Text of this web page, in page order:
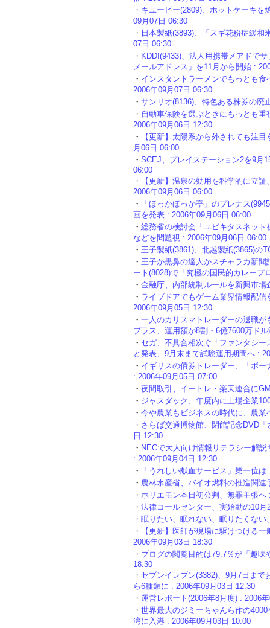
・ キユーピー(2809)、ホットケーキを
09月07日 06:30
・ 日本製紙(3893)、「スギ花粉症緩
07日 06:30
・ KDDI(9433)、法人用携帯メアドで
メールアドレス」を11月から開始 :
・ インスタントラーメンでもっとも
2006年09月07日 06:30
・ サンリオ(8136)、特色ある株券の廃
・ 自動車保険を選ぶときにもっとも
2006年09月06日 12:30
・
【更新】太陽系から外されても注
月06日 06:00
・ SCEJ、プレイステーション2を9月
06:00
・
【更新】温泉の効用を科学的に立
2006年09月06日 06:00
・
「ほっかほっか亭」のプレナス
画を発表 : 2006年09月06日 06:00
・ 総務省の検討会「ユビキタスネッ
などを問題視 : 2006年09月06日 06:00
・ 王子製紙(3861)、北越製紙(3865)の
・ 王子か黒鼻の達人かスチャラカ新
ート(8028)で「究極の国民的カレープ
・ 金融庁、内部統制ルールを新興市
・ ライブドアでもゲーム業界情報配
2006年09月05日 12:30
・ 一人のカリスマトレーダーの退職
プラス、運用額が8割・6億7600万ド
・ セガ、不具合相次ぐ「ファンタシ
と発表、9月末まで試験運用期間へ :
・ イギリスの債券トレーダー、「ボ
: 2006年09月05日 07:00
・ 夜間取引、イートレ・楽天連合に
・ ジャスダック、年度内に上場企業
・ 今や農業もビジネスの時代に、農
・ さらば交通博物館、閉館記念DVD
日 12:30
・ NECで大人向け情報リテラシー解
: 2006年09月04日 12:30
・
「うれしい献血サービス」第一位
・ 農林水産省、バイオ燃料の推進関
・ ホリエモン本日初公判、無罪主張へ
・ 法律コールセンター、実始動の10
・ 眠りたい、眠れない、眠りたくな
・
【更新】医師が現場に駆けつける
2006年09月03日 18:30
・ ブログの閲覧目的は79.7％が「趣
18:30
・ セブンイレブン(3382)、9月7日ま
ら6種類に : 2006年09月03日 12:30
・ 運営レポート(2006年8月度) : 2006
・ 世界最大のジミーちゃんら作の
湾に入港 : 2006年09月03日 10:00